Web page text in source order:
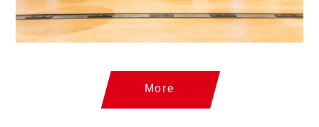
More